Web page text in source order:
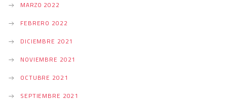
MARZO 2022
FEBRERO 2022
DICIEMBRE 2021
NOVIEMBRE 2021
OCTUBRE 2021
SEPTIEMBRE 2021